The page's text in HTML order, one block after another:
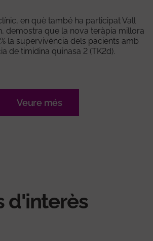
clínic, en què també ha participat Vall
demostra que la nova teràpia millora
la supervivència dels pacients amb
de timidina quinasa 2 (TK2d).
Veure més
d'interès